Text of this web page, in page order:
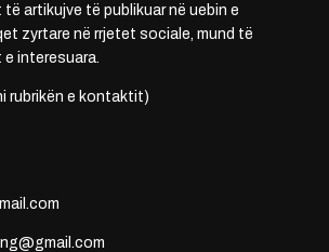
artikujve të publikuar në uebin e
zyrtare në rrjetet sociale, mund të
interesuara.
rubrikën e kontaktit)